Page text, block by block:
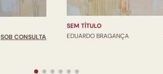
SOB CONSULTA
SEM TÍTULO
EDUARDO BRAGANÇA